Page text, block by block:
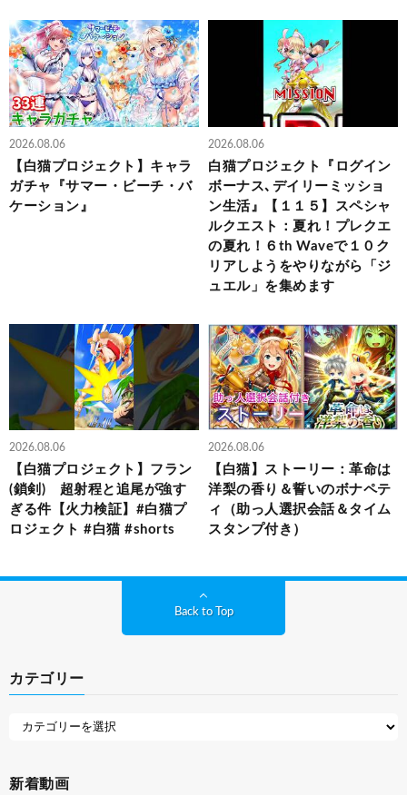
2026.08.06
【白猫プロジェクト】キャラ
ガチャ『サマー・ビーチ・バ
ケーション』
2026.08.06
白猫プロジェクト『ログイン
ボーナス､デイリーミッショ
ン生活』【１１５】スペシャ
ルクエスト：夏れ！プレクエ
の夏れ！６th Waveで１０ク
リアしようをやりながら「ジ
ュエル」を集めます
2026.08.06
【白猫プロジェクト】フラン
(鎖剣) 超射程と追尾が強す
ぎる件【火力検証】#白猫プ
ロジェクト #白猫 #shorts
2026.08.06
【白猫】ストーリー：革命は
洋梨の香り＆誓いのボナペテ
ィ（助っ人選択会話＆タイム
スタンプ付き）
Back to Top
カテゴリー
新着動画